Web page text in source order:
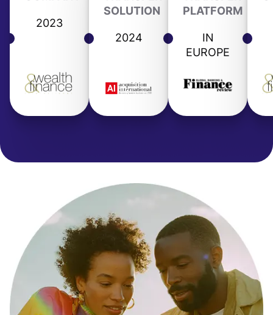
2023
SOLUTION
2024
PLATFORM
IN
EUROPE